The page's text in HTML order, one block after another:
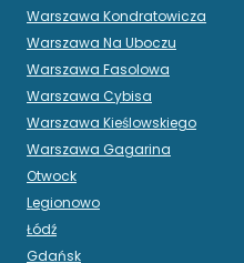
Warszawa Kondratowicza
Warszawa Na Uboczu
Warszawa Fasolowa
Warszawa Cybisa
Warszawa Kieślowskiego
Warszawa Gagarina
Otwock
Legionowo
Łódź
Gdańsk